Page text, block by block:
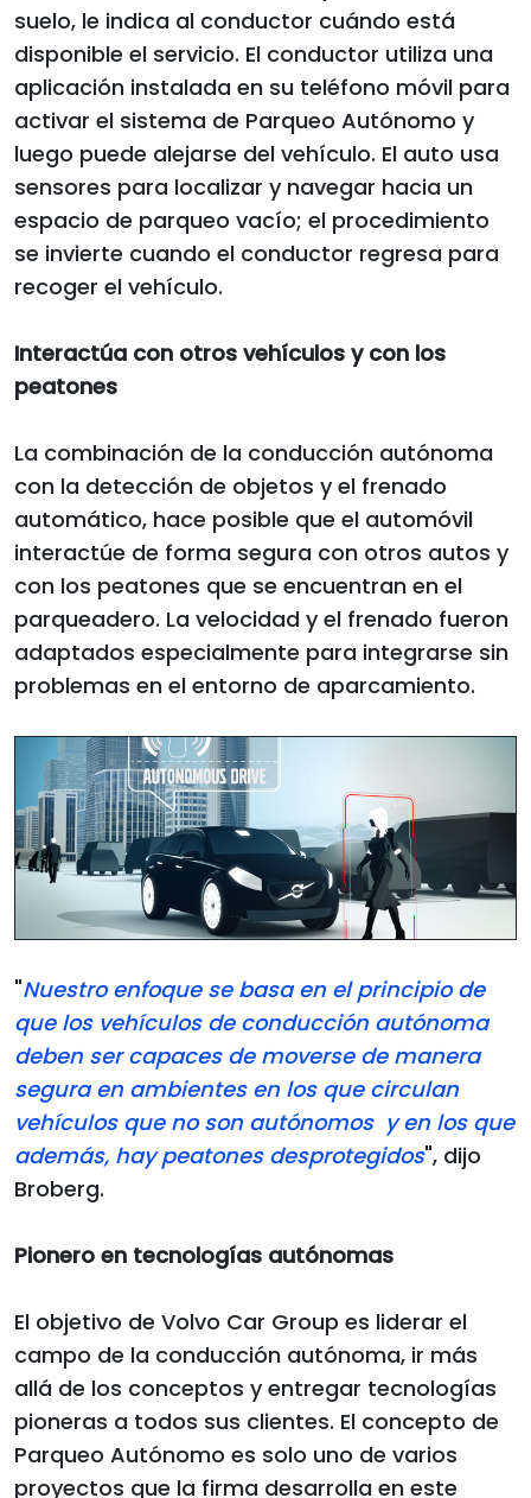
suelo, le indica al conductor cuándo está
disponible el servicio. El conductor utiliza una
aplicación instalada en su teléfono móvil para
activar el sistema de Parqueo Autónomo y
luego puede alejarse del vehículo. El auto usa
sensores para localizar y navegar hacia un
espacio de parqueo vacío; el procedimiento
se invierte cuando el conductor regresa para
recoger el vehículo.
Interactúa con otros vehículos y con los
peatones
La combinación de la conducción autónoma
con la detección de objetos y el frenado
automático, hace posible que el automóvil
interactúe de forma segura con otros autos y
con los peatones que se encuentran en el
parqueadero. La velocidad y el frenado fueron
adaptados especialmente para integrarse sin
problemas en el entorno de aparcamiento.
"Nuestro enfoque se basa en el principio de
que los vehículos de conducción autónoma
deben ser capaces de moverse de manera
segura en ambientes en los que circulan
vehículos que no son autónomos y en los que
además, hay peatones desprotegidos", dijo
Broberg.
Pionero en tecnologías autónomas
El objetivo de Volvo Car Group es liderar el
campo de la conducción autónoma, ir más
allá de los conceptos y entregar tecnologías
pioneras a todos sus clientes. El concepto de
Parqueo Autónomo es solo uno de varios
proyectos que la firma desarrolla en este